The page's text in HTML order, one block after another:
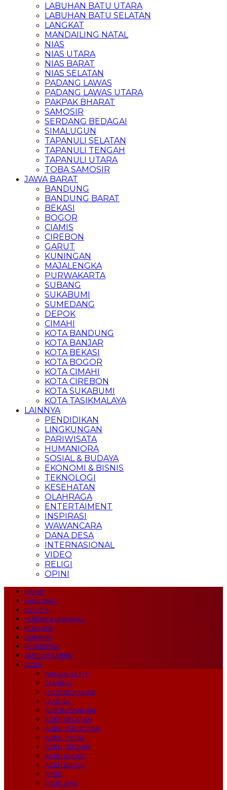
LABUHAN BATU UTARA
LABUHAN BATU SELATAN
LANGKAT
MANDAILING NATAL
NIAS
NIAS UTARA
NIAS BARAT
NIAS SELATAN
PADANG LAWAS
PADANG LAWAS UTARA
PAKPAK BHARAT
SAMOSIR
SERDANG BEDAGAI
SIMALUGUN
TAPANULI SELATAN
TAPANULI TENGAH
TAPANULI UTARA
TOBA SAMOSIR
JAWA BARAT
BANDUNG
BANDUNG BARAT
BEKASI
BOGOR
CIAMIS
CIREBON
GARUT
KUNINGAN
MAJALENGKA
PURWAKARTA
SUBANG
SUKABUMI
SUMEDANG
DEPOK
CIMAHI
KOTA BANDUNG
KOTA BANJAR
KOTA BEKASI
KOTA BOGOR
KOTA CIMAHI
KOTA CIREBON
KOTA SUKABUMI
KOTA TASIKMALAYA
LAINNYA
PENDIDIKAN
LINGKUNGAN
PARIWISATA
HUMANIORA
SOSIAL & BUDAYA
EKONOMI & BISNIS
TEKNOLOGI
KESEHATAN
OLAHRAGA
ENTERTAIMENT
INSPIRASI
WAWANCARA
DANA DESA
INTERNASIONAL
VIDEO
RELIGI
OPINI
HOME
NASIONAL
POLITIK
HUKUM & KRIMINAL
KORUPSI
DAERAH
PERISTIWA
JABODETABEK
ACEH
BANDA ACEH
SABANG
LHOKSEUMAWE
LANGSA
SUBULUSSALAM
ACEH SELATAN
ACEH TENGGARA
ACEH TIMUR
ACEH TENGAH
ACEH BARAT
ACEH BESAR
PIDIE
PIDIE JAYA